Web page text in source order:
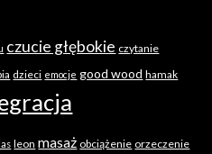
czucie głębokie czytanie
dzieci emocje good wood hamak
las leon masaż obciążenie orzeczenie